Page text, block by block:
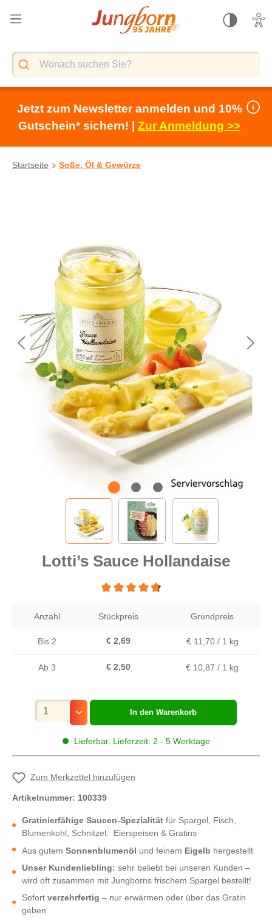
springen
Jetzt zum Newsletter anmelden und 10%
Gutschein* sichern! | Zur Anmeldung >>
Startseite Soße, Öl & Gewürze
Lotti’s Sauce Hollandaise
Anzahl Stückpreis Grundpreis
Bis 2 € 2,69 € 11,70 / 1 kg
Ab 3 € 2,50 € 10,87 / 1 kg
Lieferbar. Lieferzeit: 2 - 5 Werktage
Mengenauswahl
In den Warenkorb
Zum Merkzettel hinzufügen
Artikelnummer: 100339
Gratinierfähige Saucen-Spezialität für Spargel, Fisch,
Blumenkohl, Schnitzel, Eierspeisen & Gratins
Aus gutem Sonnenblumenöl und feinem Eigelb hergestellt
Unser Kundenliebling: sehr beliebt bei unseren Kunden –
wird oft zusammen mit Jungborns frischem Spargel bestellt!
Sofort verzehrfertig – nur erwärmen oder über das Gratin
geben